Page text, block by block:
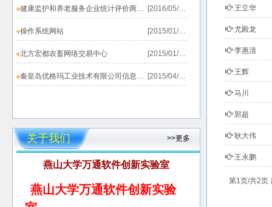
健康监护和养老服务企业统计评价两个系统上线测试... [2016/05/31]
操作系统网站 [2015/01/25]
北方宏都农畜网络交易中心 [2015/01/25]
秦皇岛优格玛工业技术有限公司信息发布系统 [2015/04/02]
关于我们 >>更多
燕山大学万通软件创新实验室
燕山大学万通软件创新实验
室
王立华
尤殿龙
李惠清
王辉
马川
郭超
耿大伟
王永鹏
第1页/共2页